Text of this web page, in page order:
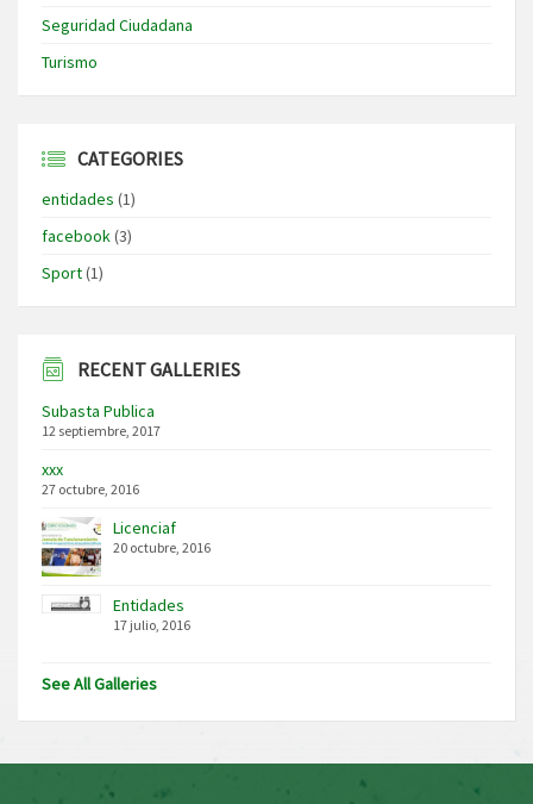
Seguridad Ciudadana
Turismo
CATEGORIES
entidades (1)
facebook(3)
Sport(1)
RECENT GALLERIES
Subasta Publica
12 septiembre, 2017
xxx
27 octubre, 2016
Licenciaf
20 octubre, 2016
Entidades
17 julio, 2016
See All Galleries